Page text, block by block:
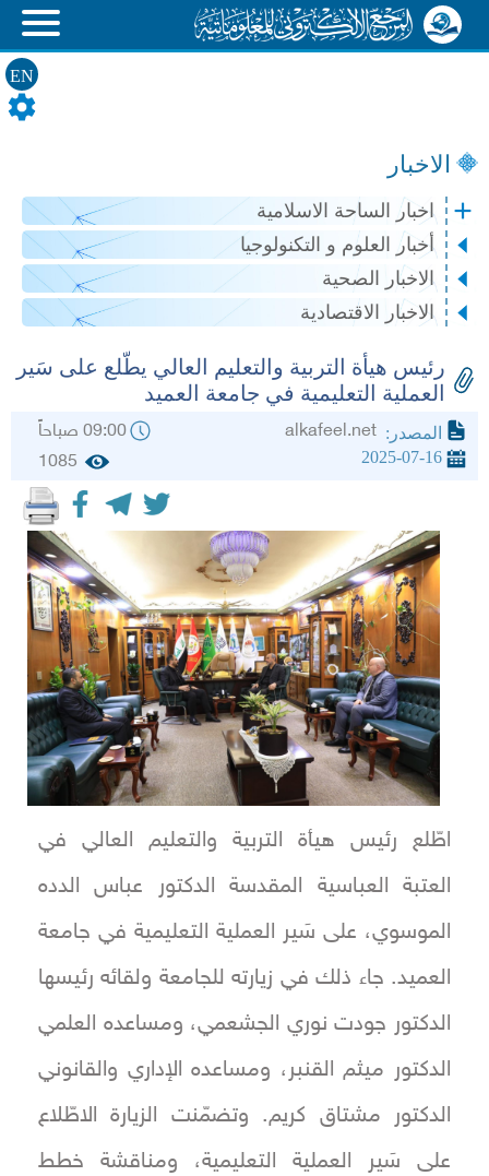
EN
الاخبار
اخبار الساحة الاسلامية
أخبار العلوم و التكنولوجيا
الاخبار الصحية
الاخبار الاقتصادية
رئيس هيأة التربية والتعليم العالي يطّلع على سَير
العملية التعليمية في جامعة العميد
المصدر: 09:00 صباحاً
2025-07-16
1085
اطّلع رئيس هيأة التربية والتعليم العالي في
العتبة العباسية المقدسة الدكتور عباس الدده
الموسوي، على سَير العملية التعليمية في جامعة
العميد. جاء ذلك في زيارته للجامعة ولقائه رئيسها
الدكتور جودت نوري الجشعمي، ومساعده العلمي
الدكتور ميثم القنبر، ومساعده الإداري والقانوني
الدكتور مشتاق كريم. وتضمّنت الزيارة الاطّلاع
على سَير العملية التعليمية، ومناقشة خطط